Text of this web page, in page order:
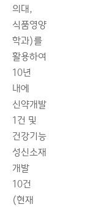
의대,
식품영양
학과)를
활용하여
10년
내에
신약개발
1건 및
건강기능
성신소재
개발
10건
(현재